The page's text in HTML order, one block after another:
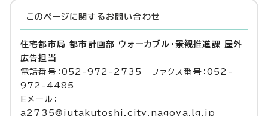
このページに関する お問い合わせ
住宅都市局 都市計画部 ウォーカブル・景観推進課 屋外
広告担当
電話番号：052-972-2735 ファクス番号：052-
972-4485
Eメール：
a2735@jutakutoshi.city.nagoya.lg.jp